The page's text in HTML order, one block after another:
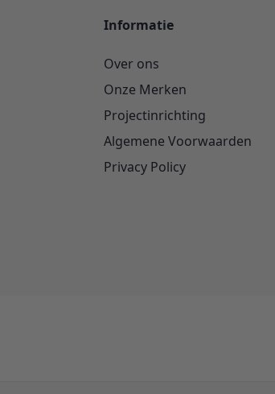
Informatie
Over ons
Onze Merken
Projectinrichting
Algemene Voorwaarden
Privacy Policy